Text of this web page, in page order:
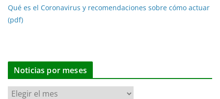
Qué es el Coronavirus y recomendaciones sobre cómo actuar
(pdf)
Noticias por meses
N